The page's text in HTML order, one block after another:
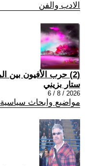
الادب والفن
(2) حرب الأفيون بين الماضي و الحاضر
ستار بزيني
2026 / 8 / 6
مواضيع وابحاث سياسية